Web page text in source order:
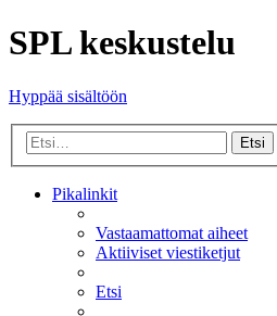
SPL keskustelu
Hyppää sisältöön
Etsi
Pikalinkit
Vastaamattomat aiheet
Aktiiviset viestiketjut
Etsi